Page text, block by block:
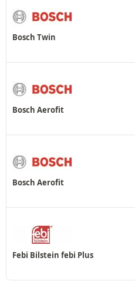
Bosch Twin
Bosch Aerofit
Bosch Aerofit
Febi Bilstein febi Plus